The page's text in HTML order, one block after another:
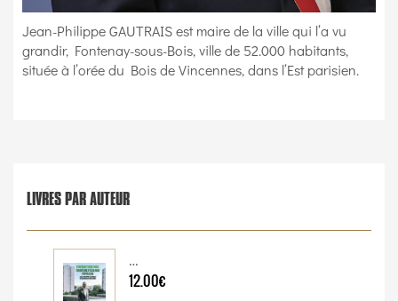
Jean-Philippe GAUTRAIS est maire de la ville qui l’a vu
grandir, Fontenay-sous-Bois, ville de 52.000 habitants,
située à l’orée du Bois de Vincennes, dans l’Est parisien.
LIVRES PAR AUTEUR
…
12.00€